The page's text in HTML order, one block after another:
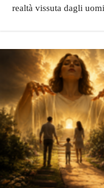
realtà vissuta dagli